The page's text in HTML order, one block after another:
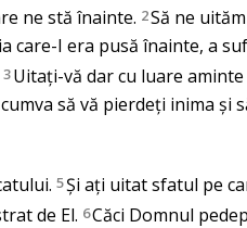
ne stă înainte. 2Să ne
care-I era pusă înainte, a
3Uitați-vă dar cu luare
să vă pierdeți inima și
5Și ați uitat sfatul pe
de El. 6Căci Domnul